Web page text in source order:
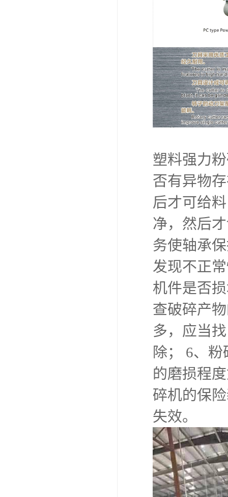
塑料强力
否有异物
后才可给
净，然后
务使轴承
发现不正
机件是否
查破碎产
多，应当
除； 6、
的磨损程
碎机的保
失效。